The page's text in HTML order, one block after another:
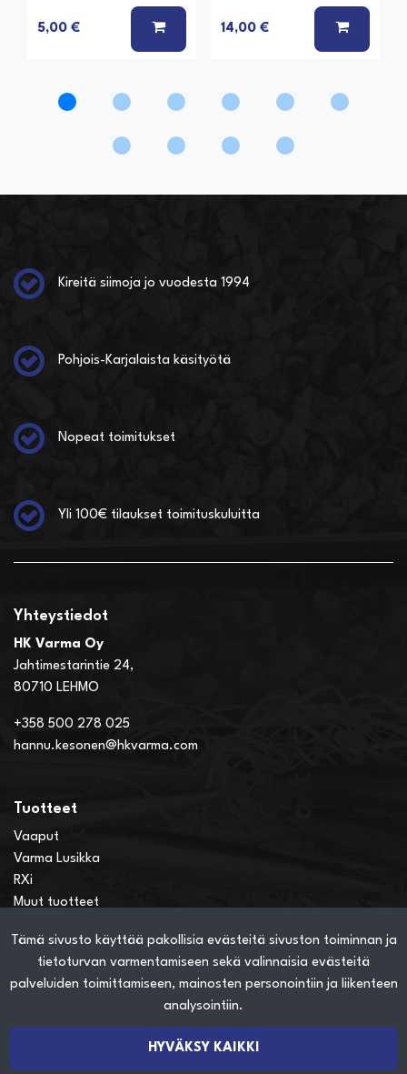
Tämä sivusto käyttää pakollisia evästeitä sivuston toiminnan ja
tietoturvan varmentamiseen sekä valinnaisia evästeitä
palveluiden toimittamiseen, mainosten personointiin ja liikenteen
analysointiin.
HYVÄKSY KAIKKI
5,00 € LISÄÄ KORIIN
14,00 € LISÄÄ
Kireitä siimoja jo vuodesta 1994
Pohjois-Karjalaista käsityötä
Nopeat toimitukset
Yli 100€ tilaukset toimituskuluitta
Yhteystiedot
HK Varma Oy
Jahtimestarintie 24,
80710 LEHMO
+358 500 278 025
hannu.kesonen@hkvarma.com
Tuotteet
Vaaput
Varma Lusikka
RXi
Muut tuotteet
Verkkokauppainfo
Näin teet ostoksia verkkokaupassa